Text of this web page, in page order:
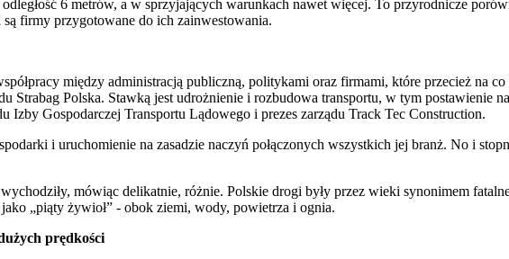
6 metrów, a w sprzyjających warunkach nawet więcej. To przyrodnicze
firmy przygotowane do ich zainwestowania.
między administracją publiczną, politykami oraz firmami, które przecież na
Strabag Polska. Stawką jest udrożnienie i rozbudowa transportu, w tym postawienie
Izby Gospodarczej Transportu Lądowego i prezes zarządu Track Tec Construction.
i uruchomienie na zasadzie naczyń połączonych wszystkich jej branż. No i
mówiąc delikatnie, różnie. Polskie drogi były przez wieki synonimem
„piąty żywioł” - obok ziemi, wody, powietrza i ognia.
prędkości